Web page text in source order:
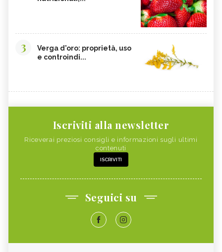
3
Verga d'oro: proprietà, uso
e controindi...
Iscriviti alla newsletter
Riceverai preziosi consigli e informazioni sugli ultimi
contenuti
ISCRIVITI
Seguici su